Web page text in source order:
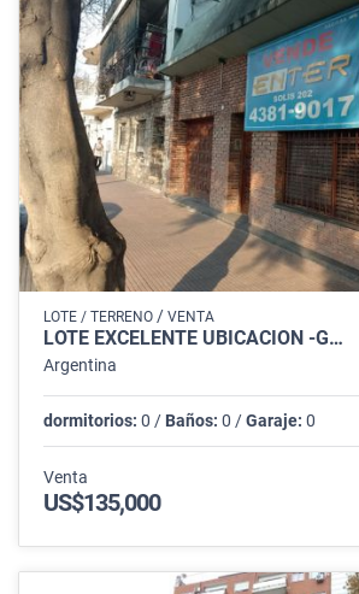
LOTE / TERRENO / VENTA
LOTE EXCELENTE UBICACION -G…
Argentina
dormitorios: 0 / Baños: 0 /Garaje: 0
Venta
US$135,000